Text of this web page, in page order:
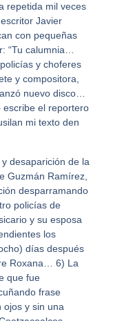
repetida mil veces
Javier
con pequeñas
“Tu calumnia…
y choferes
y compositora,
nuevo disco…
escribe el reportero
mi texto den
desaparición de la
Guzmán Ramírez,
desparramando
policías de
y su esposa
los
días después
Roxana… 6) La
que fue
frase
ojos y sin una